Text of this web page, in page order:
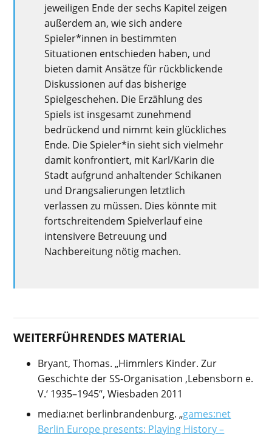
jeweiligen Ende der sechs Kapitel zeigen
außerdem an, wie sich andere
Spieler*innen in bestimmten
Situationen entschieden haben, und
bieten damit Ansätze für rückblickende
Diskussionen auf das bisherige
Spielgeschehen. Die Erzählung des
Spiels ist insgesamt zunehmend
bedrückend und nimmt kein glückliches
Ende. Die Spieler*in sieht sich vielmehr
damit konfrontiert, mit Karl/Karin die
Stadt aufgrund anhaltender Schikanen
und Drangsalierungen letztlich
verlassen zu müssen. Dies könnte mit
fortschreitendem Spielverlauf eine
intensivere Betreuung und
Nachbereitung nötig machen.
WEITERFÜHRENDES MATERIAL
Bryant, Thomas. „Himmlers Kinder. Zur
Geschichte der SS-Organisation ‚Lebensborn e.
V.‘ 1935–1945“, Wiesbaden 2011
media:net berlinbrandenburg. „games:net
Berlin Europe presents: Playing History –